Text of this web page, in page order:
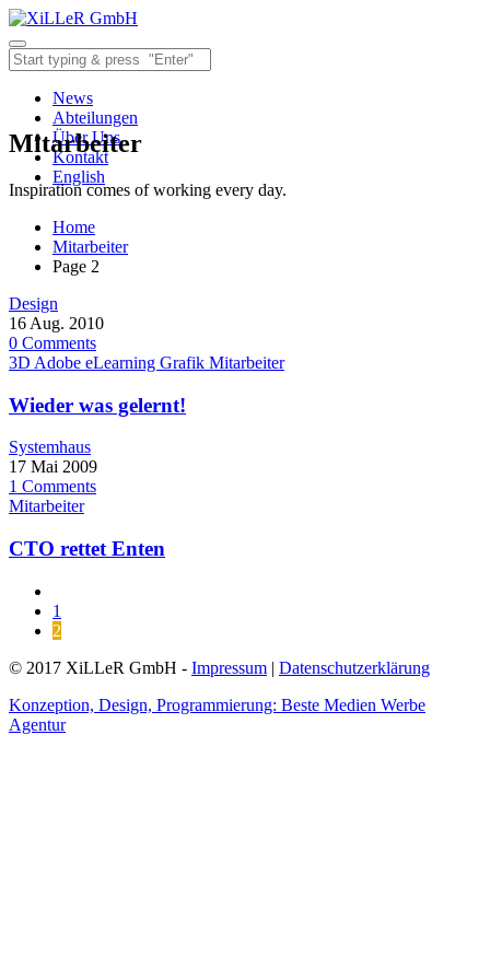
News
Abteilungen
Über Uns
Kontakt
English
Mitarbeiter
Inspiration comes of working every day.
Home
Mitarbeiter
Page 2
Design
16 Aug. 2010
0 Comments
3D Adobe eLearning Grafik Mitarbeiter
Wieder was gelernt!
Systemhaus
17 Mai 2009
1 Comments
Mitarbeiter
CTO rettet Enten
1
2
© 2017 XiLLeR GmbH - Impressum | Datenschutzerklärung
Konzeption, Design, Programmierung: Beste Medien Werbe
Agentur